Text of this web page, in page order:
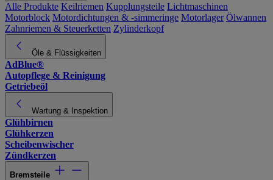
Alle Produkte Keilriemen Kupplungsteile Lichtmaschinen
Motorblock Motordichtungen & -simmeringe Motorlager Ölwannen
Zahnriemen & Steuerketten Zylinderkopf
Öle & Flüssigkeiten
AdBlue®
Autopflege & Reinigung
Getriebeöl
Wartung & Inspektion
Glühbirnen
Glühkerzen
Scheibenwischer
Zündkerzen
Bremsteile